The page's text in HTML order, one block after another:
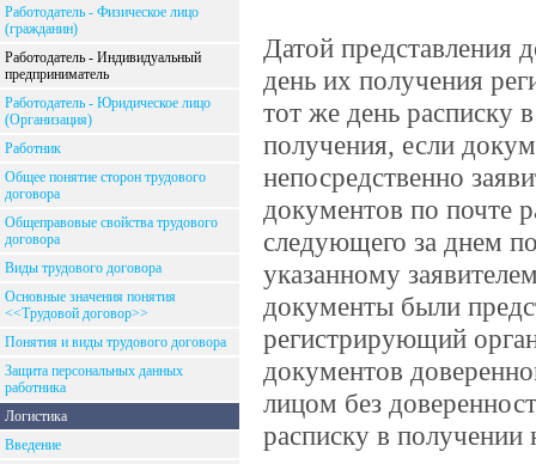
Работодатель - Физическое лицо
(гражданин)
Работодатель - Индивидуальный
предприниматель
Работодатель - Юридическое лицо
(Организация)
Работник
Общее понятие сторон трудового
договора
Общеправовые свойства трудового
договора
Виды трудового договора
Основные значения понятия
<<Трудовой договор>>
Понятия и виды трудового договора
Защита персональных данных
работника
Логистика
Введение
Датой представления
день их получения
тот же день расписку
получения, если
непосредственно
документов по почте
следующего за днем
указанному
документы были
регистрирующий
документов
лицом без
расписку в получении